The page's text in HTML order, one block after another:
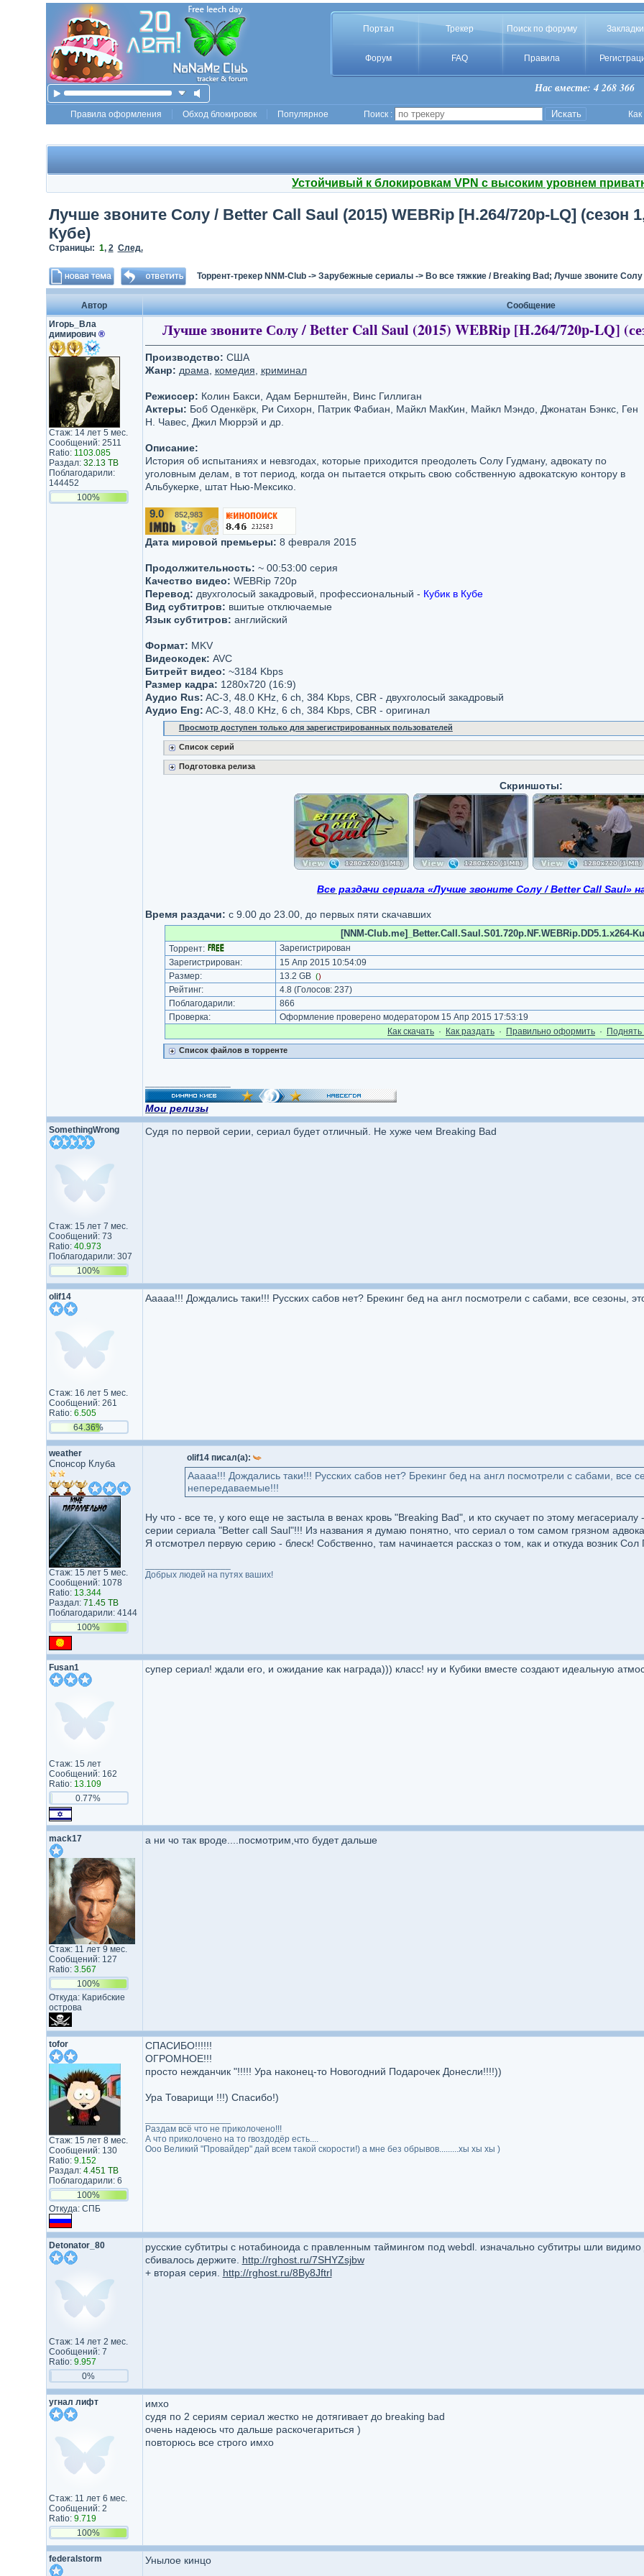
Портал Трекер Поиск по форуму Закладки
Форум FAQ Правила
Нас вместе: 4 268 366
Правила оформления Обход блокировок Популярное Поиск :
Устойчивый к блокировкам VPN с высоким уровнем
Лучше звоните Солу / Better Call Saul (2015) WEBRip [H.264/720p-LQ] (сезон
Кубе)
Страницы: 1, 2 След.
Торрент-трекер NNM-Club-> Зарубежные сериалы-> Во все тяжкие / Breaking Bad; Лучше звоните Солу
Автор
Сообщение
Игорь_Вла​
димирович​ ®
Стаж: 14 лет 5 мес.
Сообщений: 2511
Ratio: 1103.085
Раздал: 32.13 TB
Поблагодарили:
144452
100%
Лучше звоните Солу / Better Call Saul (2015) WEBRip [H.264/720p-LQ]
Производство: США
Жанр: драма комедия криминал
Режиссер: Колин Бакси, Адам Бернштейн, Винс Гиллиган
Актеры: Боб Оденкёрк, Ри Сихорн, Патрик Фабиан, Майкл МакКин, Майкл Мэндо, Джонатан Бэнкс, Ген
Н. Чавес, Джил Мюррэй и др.
Описание:
История об испытаниях и невзгодах, которые приходится преодолеть Солу Гудману, адвокату по
уголовным делам, в тот период, когда он пытается открыть свою собственную адвокатскую контору в
Альбукерке, штат Нью-Мексико.
9.0/10 852,983
Дата мировой премьеры: 8 февраля 2015
Продолжительность: ~ 00:53:00 серия
Качество видео: WEBRip 720p
Перевод: двухголосый закадровый, профессиональный - Кубик в Кубе
Вид субтитров: вшитые отключаемые
Язык субтитров: английский
Формат: MKV
Видеокодек: AVC
Битрейт видео: ~3184 Kbps
Размер кадра: 1280x720 (16:9)
Аудио Rus: AC-3, 48.0 KHz, 6 ch, 384 Kbps, CBR - двухголосый закадровый
Аудио Eng: AC-3, 48.0 KHz, 6 ch, 384 Kbps, CBR - оригинал
Просмотр доступен только для зарегистрированных пользователей
Список серий
Подготовка релиза
Скриншоты:
Все раздачи сериала «Лучше звоните Солу / Better Call Saul»
Время раздачи: с 9.00 до 23.00, до первых пяти скачавших
[NNM-Club.me]_Better.Call.Saul.S01.720p.NF.WEBRip.DD5.1.x264-
Торрент:
Зарегистрирован
Зарегистрирован:
15 Апр 2015 10:54:09
Размер:
13.2 GB ()
Рейтинг: 4.8 (Голосов: 237)
Поблагодарили:
866
Проверка:
Оформление проверено модератором 15 Апр 2015 17:53:19
Как cкачать · Как раздать · Правильно оформить · Поднять
Список файлов в торренте
Мои релизы
SomethingWrong
Стаж: 15 лет 7 мес.
Сообщений: 73
Ratio: 40.973
Поблагодарили: 307
100%
Судя по первой серии, сериал будет отличный. Не хуже чем Breaking Bad
olif14
Стаж: 16 лет 5 мес.
Сообщений: 261
Ratio: 6.505
64.36%
Ааааа!!! Дождались таки!!! Русских сабов нет? Брекинг бед на англ посмотрели с сабами, все сезоны,
weather
Спонсор Клуба
Стаж: 15 лет 5 мес.
Сообщений: 1078
Ratio: 13.344
Раздал: 71.45 TB
Поблагодарили: 4144
100%
olif14 писал(а):
Ааааа!!! Дождались таки!!! Русских сабов нет? Брекинг бед на англ посмотрели с сабами, все
непередаваемые!!!
Ну что - все те, у кого еще не застыла в венах кровь "Breaking Bad", и кто скучает по этому
серии сериала "Better call Saul"!!! Из названия я думаю понятно, что сериал о том самом грязном
Я отсмотрел первую серию - блеск! Собственно, там начинается рассказ о том, как и откуда возник
Добрых людей на путях ваших!
Fusan1
Стаж: 15 лет
Сообщений: 162
Ratio: 13.109
0.77%
супер сериал! ждали его, и ожидание как награда))) класс! ну и Кубики вместе создают идеальную
mack17
Стаж: 11 лет 9 мес.
Сообщений: 127
Ratio: 3.567
100%
Откуда: Карибские
острова
а ни чо так вроде....посмотрим,что будет дальше
tofor
Стаж: 15 лет 8 мес.
Сообщений: 130
Ratio: 9.152
Раздал: 4.451 TB
Поблагодарили: 6
100%
Откуда: СПБ
СПАСИБО!!!!!!
ОГРОМНОЕ!!!
просто нежданчик "!!!!! Ура наконец-то Новогодний Подарочек Донесли!!!!))
Ура Товарищи !!!) Спасибо!)
Раздам всё что не приколочено!!!
А что приколочено на то гвоздодёр есть....
Ооо Великий "Провайдер" дай всем такой скорости!) а мне без обрывов.........хы хы хы )
Detonator_80
Стаж: 14 лет 2 мес.
Сообщений: 7
Ratio: 9.957
0%
русские субтитры с нотабиноида с правленным таймингом под webdl. изначально субтитры шли
сбивалось держите. http://rghost.ru/7SHYZsjbw
+ вторая серия. http://rghost.ru/8By8Jftrl
угнал лифт
Стаж: 11 лет 6 мес.
Сообщений: 2
Ratio: 9.719
100%
имхо
судя по 2 сериям сериал жестко не дотягивает до breaking bad
очень надеюсь что дальше раскочегариться )
повторюсь все строго имхо
federalstorm Унылое кинцо